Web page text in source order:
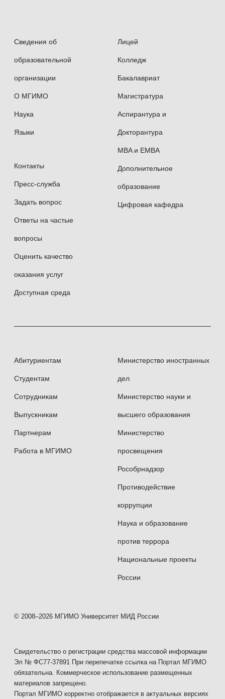
Сведения об
образовательной
организации
О МГИМО
Наука
Языки
Контакты
Пресс-служба
Задать вопрос
Ответы на частые
вопросы
Оценить качество
оказания услуг
Доступная среда
Лицей
Колледж
Бакалавриат
Магистратура
Аспирантура и
Докторантура
MBA и EMBA
Дополнительное
образование
Цифровая кафедра
Абитуриентам
Студентам
Сотрудникам
Выпускникам
Партнерам
Работа в МГИМО
Министерство иностранных
дел
Министерство науки и
высшего образования
Министерство
просвещения
Рособрнадзор
Противодействие
коррупции
Наука и образование
против террора
Национальные проекты
России
© 2008–2026 МГИМО Университет МИД России
Свидетельство о регистрации средства массовой информации
Эл № ФС77-37891 При перепечатке ссылка на Портал МГИМО
обязательна. Коммерческое использование размещенных
материалов запрещено.
Портал МГИМО корректно отображается в актуальных версиях